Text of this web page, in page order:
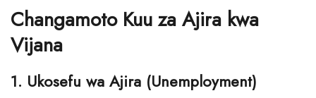
Changamoto Kuu za Ajira kwa
Vijana
1. Ukosefu wa Ajira (Unemployment)